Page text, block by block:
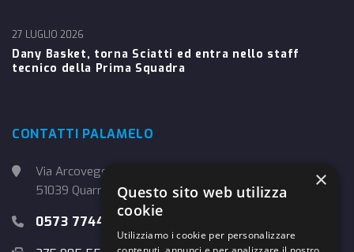
Dany Basket, torna Sciatti ed entra nello staff
tecnico della Prima Squadra
27 LUGLIO 2026
CONTATTI PALAMELO
Via Arcoveggio, 4
51039 Quarrata (PT)
0573 774457
×
Questo sito web utilizza
cookie
Utilizziamo i cookie per personalizzare